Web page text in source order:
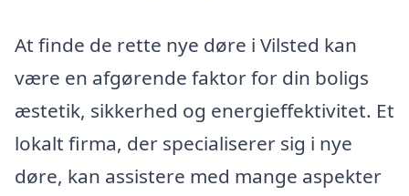
At finde de rette nye døre i Vilsted kan
være en afgørende faktor for din boligs
æstetik, sikkerhed og energieffektivitet. Et
lokalt firma, der specialiserer sig i nye
døre, kan assistere med mange aspekter